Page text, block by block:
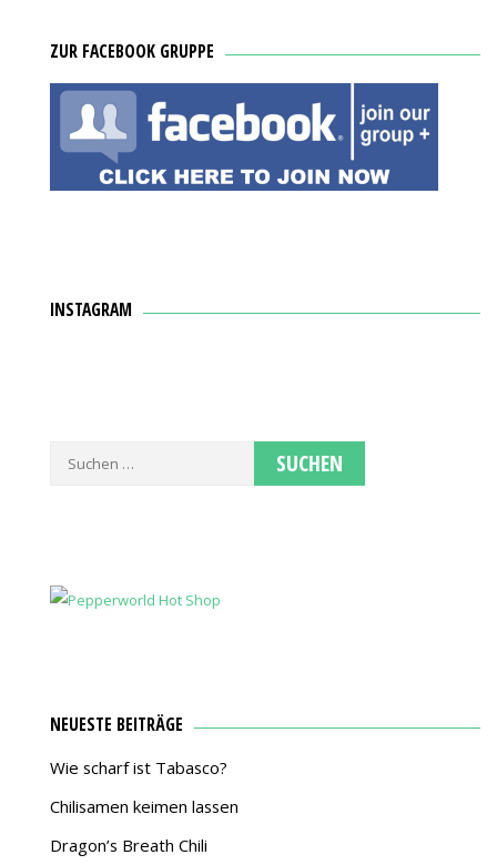
ZUR FACEBOOK GRUPPE
INSTAGRAM
Suche
NEUESTE BEITRÄGE
Wie scharf ist Tabasco?
Chilisamen keimen lassen
Dragon’s Breath Chili